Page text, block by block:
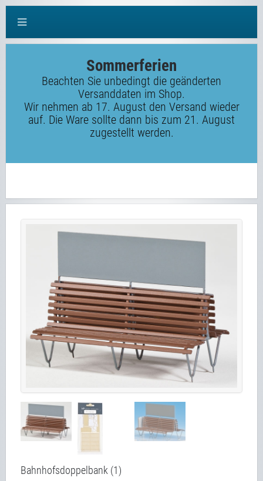
Sommerferien
Beachten Sie unbedingt die geänderten
Versanddaten im Shop.
Wir nehmen ab 17. August den Versand wieder
auf. Die Ware sollte dann bis zum 21. August
zugestellt werden.
Bahnhofsdoppelbank (1)